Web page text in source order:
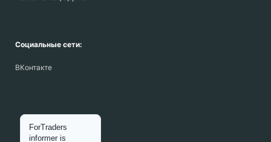
Социальные сети:
ВКонтакте